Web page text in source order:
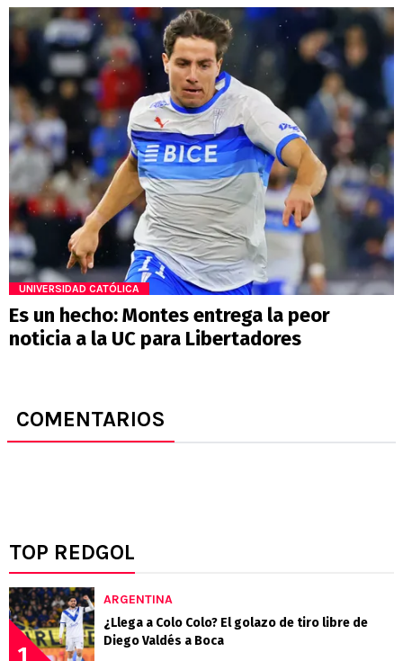
UNIVERSIDAD CATÓLICA
Es un hecho: Montes entrega la peor
noticia a la UC para Libertadores
COMENTARIOS
TOP REDGOL
1
ARGENTINA
¿Llega a Colo Colo? El golazo de tiro libre de
Diego Valdés a Boca